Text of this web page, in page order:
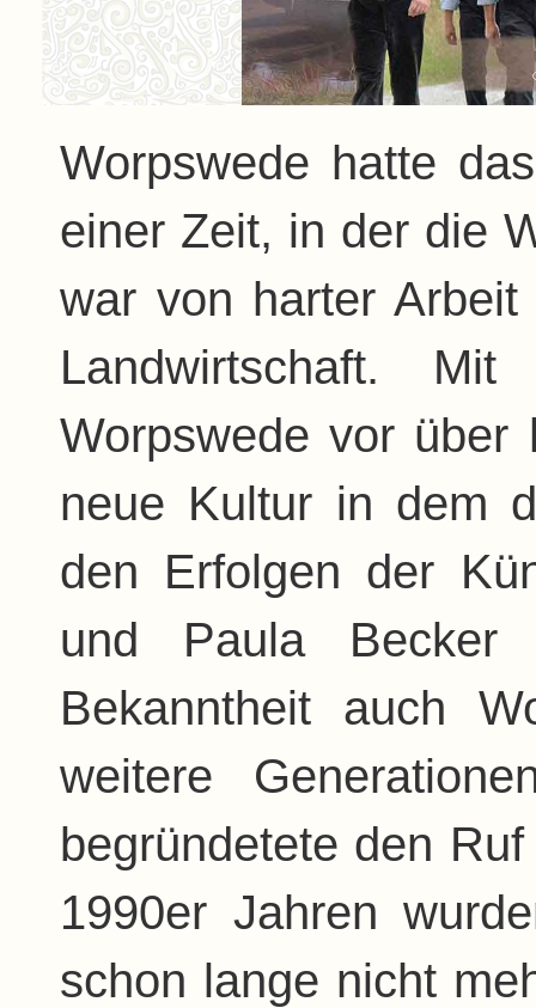
Worpswede hatte
einer Zeit, in der die
war von harter
Landwirtschaft.
Worpswede vor über
neue Kultur in dem
den Erfolgen der
und Paula
Bekanntheit auch
weitere
begründetete den
1990er Jahren
schon lange nicht